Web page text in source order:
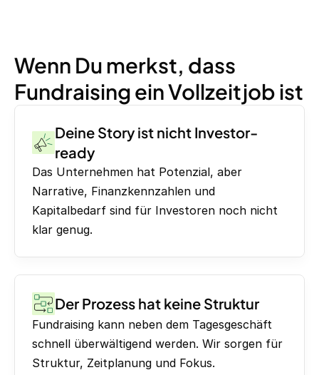
Wenn Du merkst, dass
Fundraising ein Vollzeitjob ist
Deine Story ist nicht Investor-
ready
Das Unternehmen hat Potenzial, aber
Narrative, Finanzkennzahlen und
Kapitalbedarf sind für Investoren noch nicht
klar genug.
Der Prozess hat keine Struktur
Fundraising kann neben dem Tagesgeschäft
schnell überwältigend werden. Wir sorgen für
Struktur, Zeitplanung und Fokus.